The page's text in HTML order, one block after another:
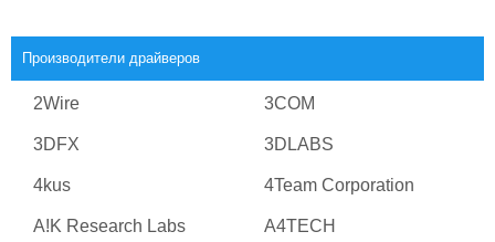
Производители драйверов
2Wire 3COM
3DFX 3DLABS
4kus 4Team Corporation
A!K Research Labs A4TECH